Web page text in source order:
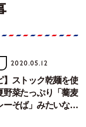
2020.05.12
】ストック乾麺を使
野菜たっぷり「蕎麦
ーそば」みたいなあ